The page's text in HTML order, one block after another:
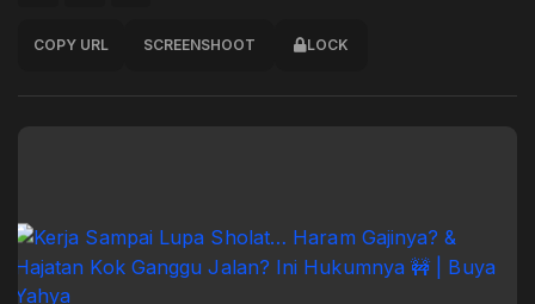
COPY URL SCREENSHOOT LOCK